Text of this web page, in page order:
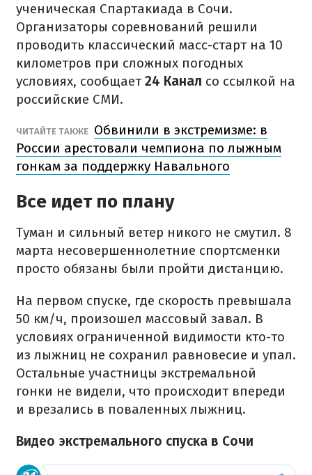
ученическая Спартакиада в Сочи.
Организаторы соревнований решили
проводить классический масс-старт на 10
километров при сложных погодных
условиях, сообщает24 Канал со ссылкой на
российские СМИ.
ЧИТАЙТЕ ТАКЖЕ Обвинили в экстремизме: в
России арестовали чемпиона по лыжным
гонкам за поддержку Навального
Все идет по плану
Туман и сильный ветер никого не смутил. 8
марта несовершеннолетние спортсменки
просто обязаны были пройти дистанцию.
На первом спуске, где скорость превышала
50 км/ч, произошел массовый завал. В
условиях ограниченной видимости кто-то
из лыжниц не сохранил равновесие и упал.
Остальные участницы экстремальной
гонки не видели, что происходит впереди
и врезались в поваленных лыжниц.
Видео экстремального спуска в Сочи